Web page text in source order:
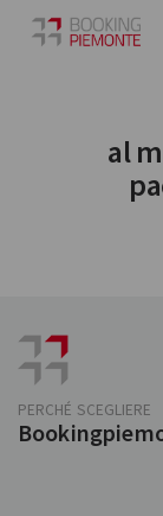
al
PERCHÉ SCEGLIERE